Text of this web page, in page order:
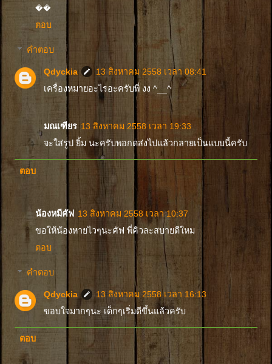
��
ตอบ
คำตอบ
Qdyckia
13 สิงหาคม 2558 เวลา 08:41
เครื่องหมายอะไรอะครับพี่ งง ^__^
มณเฑียร 13 สิงหาคม 2558 เวลา 19:33
จะใส่รูป ยิ้ม นะครับพอกดส่งไปแล้วกลายเป็นแบบนี้ครับ
ตอบ
น้องหมีคัฟ 13 สิงหาคม 2558 เวลา 10:37
ขอให้น้องหายไวๆนะคัฟ พี่คิวละสบายดีใหม
ตอบ
คำตอบ
Qdyckia
13 สิงหาคม 2558 เวลา 16:13
ขอบใจมากๆนะ เด็กๆเริ่มดีขึ้นแล้วครับ
ตอบ